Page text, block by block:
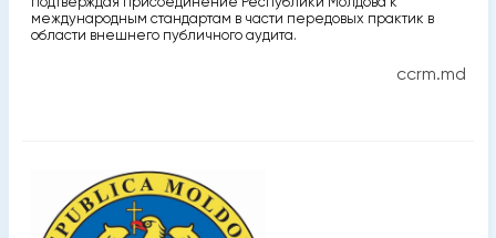
международным стандартам в части передовых практик в
области внешнего публичного аудита.
ccrm.md